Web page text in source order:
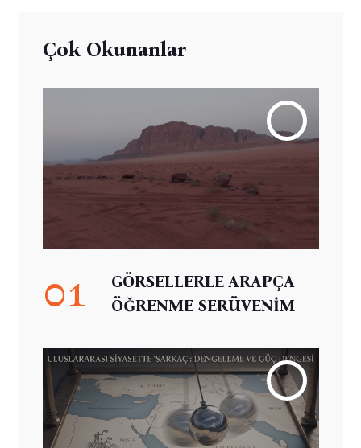
Çok Okunanlar
01
GÖRSELLERLE ARAPÇA
ÖĞRENME SERÜVENİM